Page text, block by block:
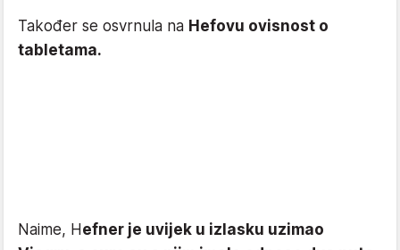
Također se osvrnula na Hefovu ovisnost o
tabletama.
Naime, Hefner je uvijek u izlasku uzimao